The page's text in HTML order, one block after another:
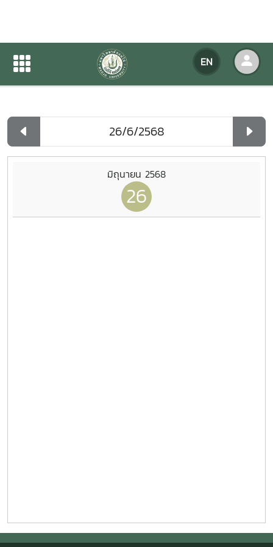
EN
Agency Calendar
Agency Calendar Day List
มิถุนายน 2568
26